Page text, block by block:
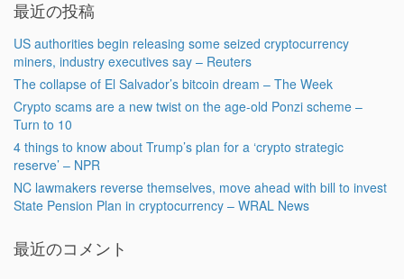
最近の投稿
US authorities begin releasing some seized cryptocurrency
miners, industry executives say – Reuters
The collapse of El Salvador’s bitcoin dream – The Week
Crypto scams are a new twist on the age-old Ponzi scheme –
Turn to 10
4 things to know about Trump’s plan for a ‘crypto strategic
reserve’ – NPR
NC lawmakers reverse themselves, move ahead with bill to invest
State Pension Plan in cryptocurrency – WRAL News
最近のコメント